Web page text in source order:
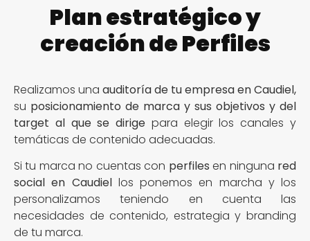
Plan estratégico y
creación de Perfiles
Realizamos una auditoría de tu empresa en Caudiel,
su posicionamiento de marca y sus objetivos y del
target al que se dirige para elegir los canales y
temáticas de contenido adecuadas.
Si tu marca no cuentas con perfiles en ninguna red
social en Caudiellos ponemos en marcha y los
personalizamos teniendo en cuenta las
necesidades de contenido, estrategia y branding
de tu marca.